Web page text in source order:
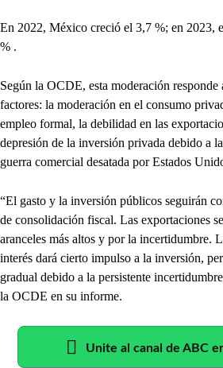
En 2022, México creció el 3,7 %; en 2023,
% .
Según la OCDE, esta moderación
factores: la moderación en el consumo
empleo formal, la debilidad en las
depresión de la inversión privada debido a
guerra comercial desatada por Estados
“El gasto y la inversión públicos seguirán
de consolidación fiscal. Las exportaciones
aranceles más altos y por la incertidumbre.
interés dará cierto impulso a la inversión,
gradual debido a la persistente
la OCDE en su informe.
Unite al canal de ABC